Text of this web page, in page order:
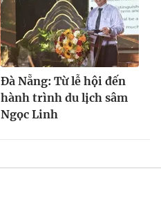
Đà Nẵng: Từ lễ hội đến
hành trình du lịch sâm
Ngọc Linh